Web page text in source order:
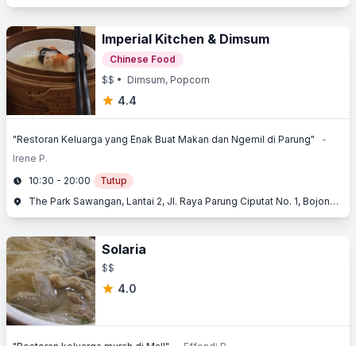
Imperial Kitchen & Dimsum
Chinese Food
$$ • Dimsum, Popcorn
4.4
"Restoran Keluarga yang Enak Buat Makan dan Ngemil di Parung"
-
Irene P.
10:30 - 20:00
Tutup
The Park Sawangan, Lantai 2, Jl. Raya Parung Ciputat No. 1, Bojongsari, Depok, Jawa Barat
Solaria
$$
4.0